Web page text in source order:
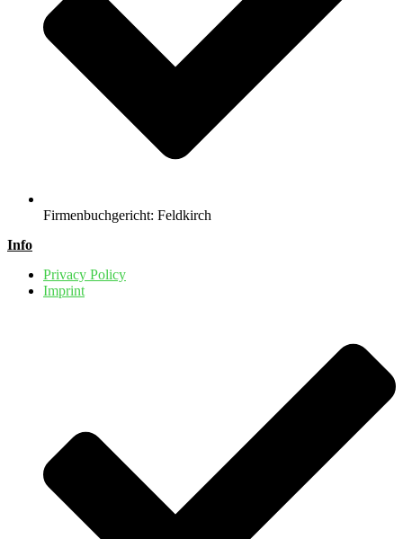
Firmenbuchgericht: Feldkirch
Info
Privacy Policy
Imprint